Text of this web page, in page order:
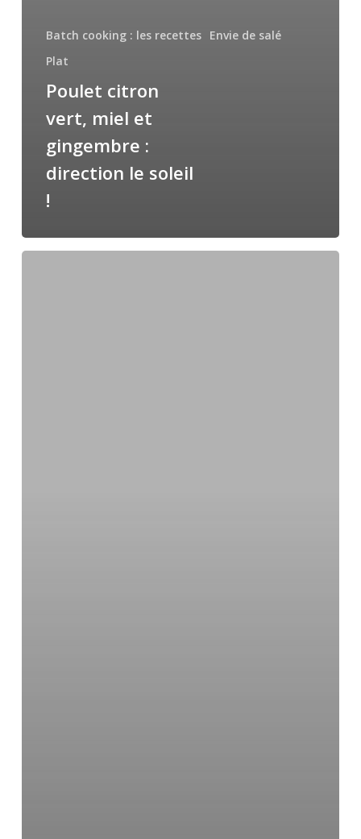
Batch cooking : les recettes Envie de salé
Plat
Poulet citron
vert, miel et
gingembre :
direction le soleil
!